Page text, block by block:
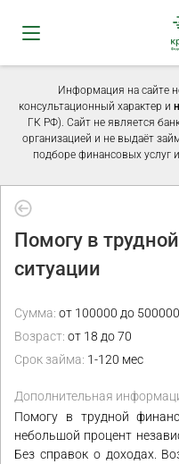
Информация на сайте
консультационный характер и
ГК РФ). Сайт не является
организацией и не выдаёт
подборе финансовых
Помогу в
ситуации
Сумма: от 100000 до
Возраст: от 18 до 70
Срок займа: 1-120 мес
Дополнительная
Помогу в трудной
небольшой процент
Без справок о доходах.